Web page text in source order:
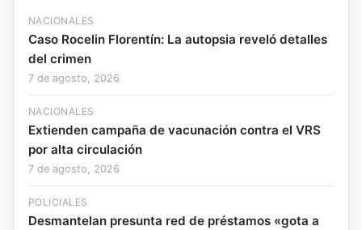
NACIONALES
Caso Rocelin Florentín: La autopsia reveló detalles
del crimen
7 de agosto, 2026
NACIONALES
Extienden campaña de vacunación contra el VRS
por alta circulación
7 de agosto, 2026
POLICIALES
Desmantelan presunta red de préstamos «gota a